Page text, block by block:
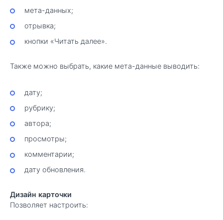
мета-данных;
отрывка;
кнопки «Читать далее».
Также можно выбрать, какие мета-данные выводить:
дату;
рубрику;
автора;
просмотры;
комментарии;
дату обновления.
Дизайн карточки
Позволяет настроить: